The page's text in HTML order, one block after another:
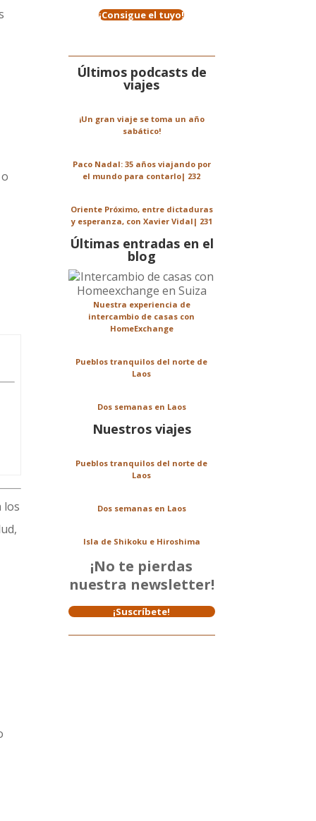
o
los
¡Consigue el tuyo!
Últimos podcasts de
viajes
¡Un gran viaje se toma un año
sabático!
Paco Nadal: 35 años viajando por
el mundo para contarlo| 232
Oriente Próximo, entre dictaduras
y esperanza, con Xavier Vidal| 231
Últimas entradas en el
blog
Nuestra experiencia de
intercambio de casas con
HomeExchange
Pueblos tranquilos del norte de
Laos
Dos semanas en Laos
Nuestros viajes
Pueblos tranquilos del norte de
Laos
Dos semanas en Laos
Isla de Shikoku e Hiroshima
¡No te pierdas
nuestra newsletter!
¡Suscríbete!